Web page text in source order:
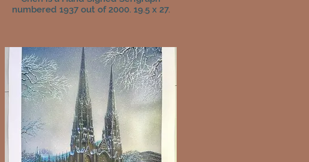
numbered 1937 out of 2000. 19.5 x 27.